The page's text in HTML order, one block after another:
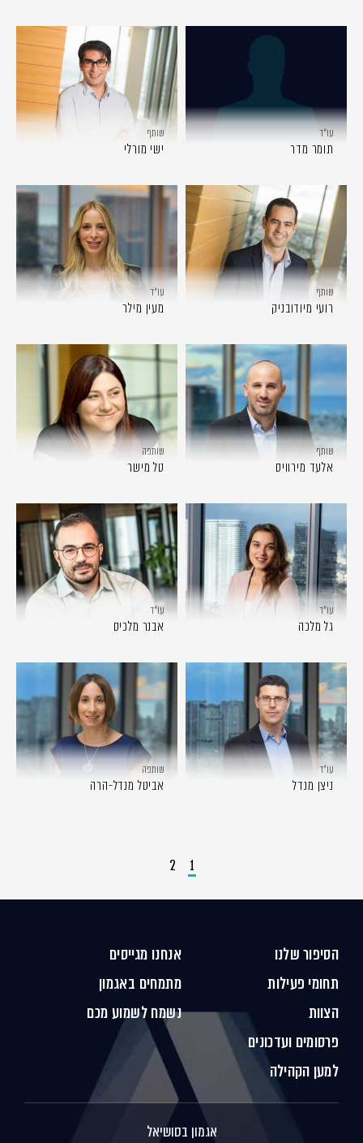
עו״ד
תומר מדר
שותף
ישי מורלי
שותף
רועי מיודובניק
עו״ד
מעין מילר
שותף
אלעד מירוויס
שותפה
טל מישר
עו״ד
גל מלכה
עו״ד
אבנר מלכיס
עו״ד
ניצן מנדל
שותפה
אביטל מנדל-הרה
1
2
הסיפור שלנו
תחומי פעילות
הצוות
פרסומים ועדכונים
למען הקהילה
אנחנו מגייסים
מתמחים באגמון
נשמח לשמוע מכם
אגמון בסושיאל